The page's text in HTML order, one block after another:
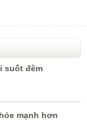
suốt đêm
mạnh hơn